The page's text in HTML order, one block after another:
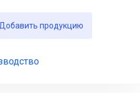
Добавить продукцию